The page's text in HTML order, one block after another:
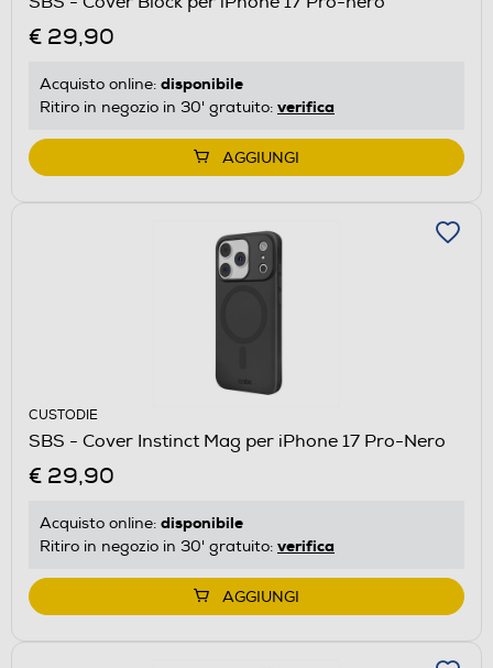
€ 29,90
Acquisto online: disponibile
Ritiro in negozio in 30' gratuito: verifica
AGGIUNGI
CUSTODIE
SBS - Cover Instinct Mag per iPhone 17 Pro-Nero
€ 29,90
Acquisto online: disponibile
Ritiro in negozio in 30' gratuito: verifica
AGGIUNGI